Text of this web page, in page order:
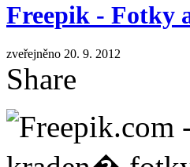
Freepik - Fotky
zveřejněno 20. 9. 2012
Share